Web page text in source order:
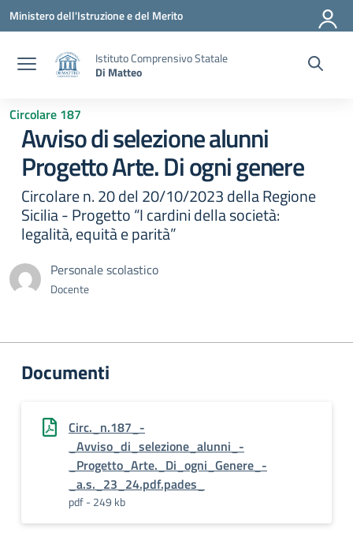
Vai ai contenuti
Vai al menu di navigazione
Vai al footer
Ministero dell'Istruzione e del Merito
Istituto Comprensivo Statale
Di Matteo
Circolare 187
Avviso di selezione alunni
Progetto Arte. Di ogni genere
Circolare n. 20 del 20/10/2023 della Regione
Sicilia - Progetto “I cardini della società:
legalità, equità e parità”
Personale scolastico
Docente
Documenti
Circ._n.187_-
_Avviso_di_selezione_alunni_-
_Progetto_Arte._Di_ogni_Genere_-
_a.s._23_24.pdf.pades_
pdf - 249 kb